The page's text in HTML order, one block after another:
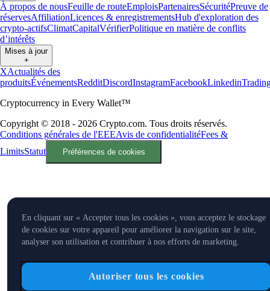
À propos de nousFeuille de routeEmploisPartenairesSécuritéPreuve de
réservesAffiliationLicences & enregistrementsHub d'exploration des
crypto-actifsClimatCapitalVérifierPolitique en matière de conflits
d’intérêts
Mises à jour
+
XActualités des
produitsÉvénementsRedditDiscordInstagramFacebookLinkedin
Cryptocurrency in Every Wallet™
Copyright © 2018 - 2026 Crypto.com. Tous droits réservés.
Conditions générales de l'EEEAvis de confidentialitéFees &
LimitsStatut Préférences de cookies
En cliquant sur « Accepter tous les cookies », vous acceptez le stockage
de cookies sur votre appareil pour améliorer la navigation sur le site,
analyser son utilisation et contribuer à nos efforts de marketing.
Autoriser tous les cookies